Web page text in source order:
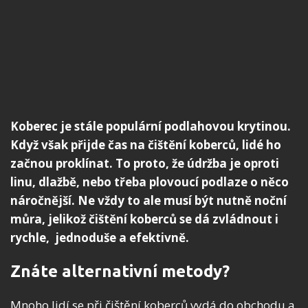
Koberec je stále populární podlahovou krytinou.
Když však přijde čas na čištění koberců, lidé ho
začnou proklínat. To proto, že údržba je oproti
linu, dlažbě, nebo třeba plovoucí podlaze o něco
náročnější. Ne vždy to ale musí být nutně noční
můra, jelikož čištění koberců se dá zvládnout i
rychle, jednoduše a efektivně.
Znáte alternativní metody?
Mnoho lidí se při čištění koberců vydá do obchodu a